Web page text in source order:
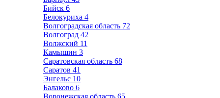
Бийск 6
Белокуриха 4
Волгоградская область 72
Волгоград 42
Волжский 11
Камышин 3
Саратовская область 68
Саратов 41
Энгельс 10
Балаково 6
Воронежская область 65